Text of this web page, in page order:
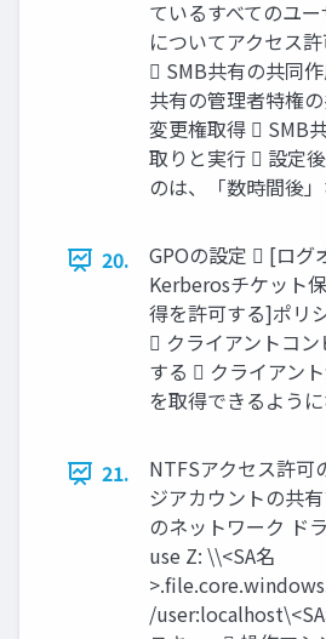
ているすべてのユ
についてアクセス
 SMB共有の共同
共有の管理者特権
変更権取得  SMB
取りと実行  設定
のは、「数時間後
20.
GPOの設定  [ログ
Kerberosチケット
得を許可する]ポリ
 クライアントコ
する  クライアン
を取得できるよう
21.
NTFSアクセス許可
ジアカウントの共
のネットワーク ド
use Z: \\<SA名
/